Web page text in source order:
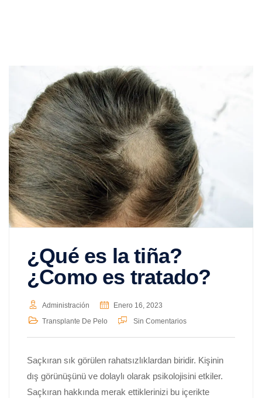
¿Qué es la tiña?
¿Como es tratado?
Administración
Enero 16, 2023
Transplante De Pelo
Sin Comentarios
Saçkıran sık görülen rahatsızlıklardan biridir. Kişinin
dış görünüşünü ve dolaylı olarak psikolojisini etkiler.
Saçkıran hakkında merak ettiklerinizi bu içerikte